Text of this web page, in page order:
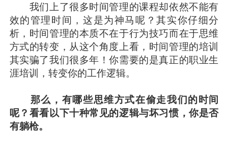
我们上了很多时间管理的课程却依然不能有
效的管理时间，这是为神马呢？其实你仔细分
析，时间管理的本质不在于行为技巧而在于思维
方式的转变，从这个角度上看，时间管理的培训
其实骗了我们很多年！你需要的是真正的职业生
涯培训，转变你的工作逻辑。
那么，有哪些思维方式在偷走我们的时间
呢？看看以下十种常见的逻辑与坏习惯，你是否
有躺枪。